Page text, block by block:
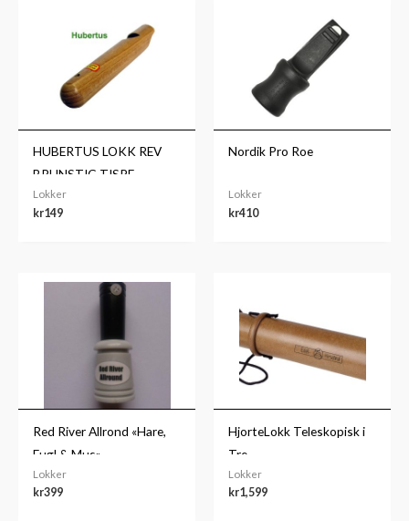
HUBERTUS LOKK REV
BRUNSTIG TISPE
Lokker
kr149
Nordik Pro Roe
Lokker
kr410
Red River Allrond «Hare,
Fugl & Mus»
Lokker
kr399
HjorteLokk Teleskopisk i
Tre
Lokker
kr1,599